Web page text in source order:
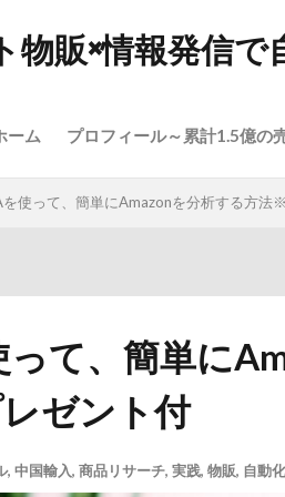
物販×情報発信
ーム プロフィール～累計1.5億の
を使って、簡単にAmazonを分析する方法
って、簡単に
ゼント付
, 中国輸入, 商品リサーチ, 実践, 物販, 自動化